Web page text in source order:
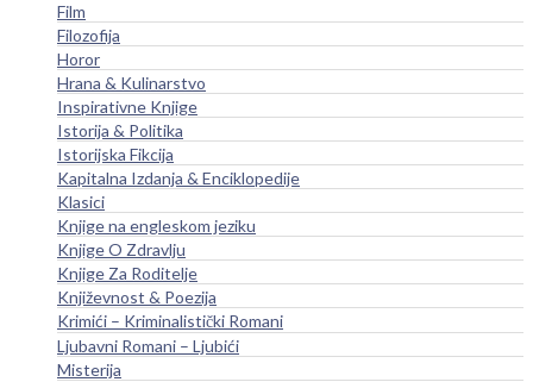
Film
Filozofija
Horor
Hrana & Kulinarstvo
Inspirativne Knjige
Istorija & Politika
Istorijska Fikcija
Kapitalna Izdanja & Enciklopedije
Klasici
Knjige na engleskom jeziku
Knjige O Zdravlju
Knjige Za Roditelje
Književnost & Poezija
Krimići – Kriminalistički Romani
Ljubavni Romani – Ljubići
Misterija